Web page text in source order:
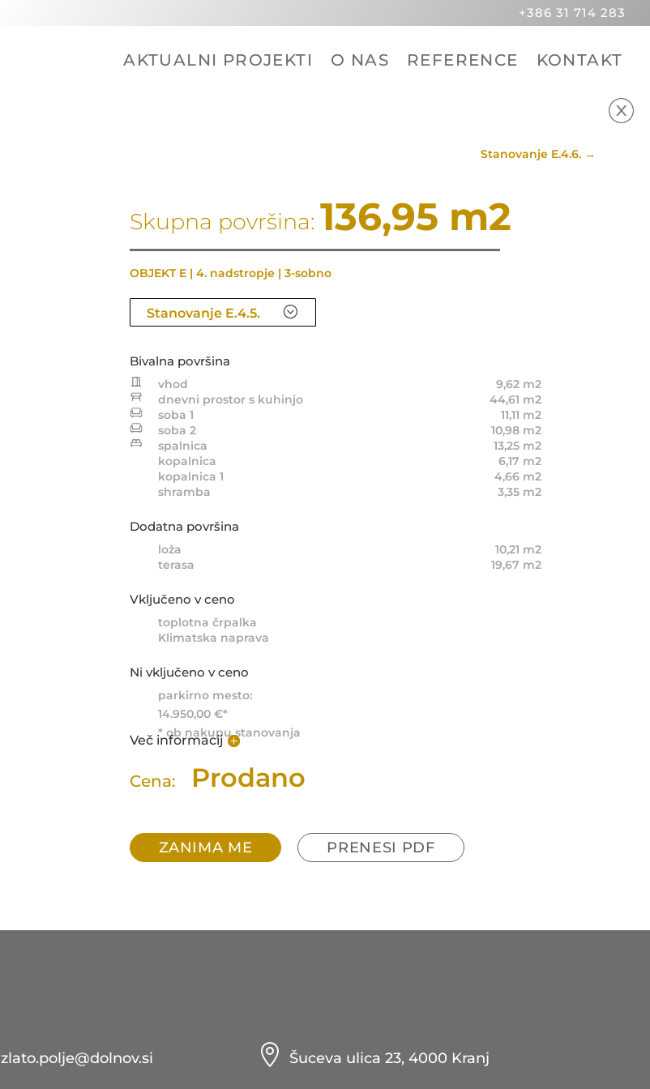
+386 31 714 283
AKTUALNI PROJEKTI O NAS REFERENCE KONTAKT
Stanovanje E.4.6.→
Skupna površina: 136,95 m2
OBJEKT E | 4. nadstropje | 3-sobno
Stanovanje E.4.5. ;
Stanovanje E.4.2.
Stanovanje E.4.3.
Stanovanje E.4.4.
Stanovanje E.4.6.
Stanovanje E.4.7.
Stanovanje E.4.8.
Stanovanje E.4.9.
Bivalna površina
vhod
9,62 m2
dnevni prostor s kuhinjo
44,61 m2
soba 1
11,11 m2
soba 2
10,98 m2
spalnica
13,25 m2
kopalnica
6,17 m2
kopalnica 1
4,66 m2
shramba
3,35 m2
Dodatna površina
loža
10,21 m2
terasa
19,67 m2
Vključeno v ceno
toplotna črpalka
Klimatska naprava
Ni vključeno v ceno
parkirno mesto:
14.950,00 €*
* ob nakupu stanovanja
Več informacij
Cena: Prodano
ZANIMA ME PRENESI PDF
zlato.polje@dolnov.si  Šuceva ulica 23, 4000 Kranj